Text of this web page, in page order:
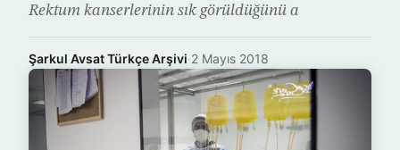
Rektum kanserlerinin sık görüldüğünü a
Şarkul Avsat Türkçe Arşivi·2 Mayıs 2018